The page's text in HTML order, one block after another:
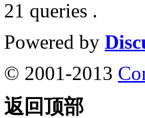
21 queries .
Powered by
© 2001-2013
返回顶部